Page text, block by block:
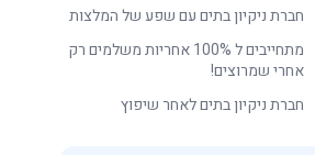
חברת ניקיון בתים עם שפע של המלצות
מתחייבים ל 100% אחריות משלמים רק
אחרי שמרוצים!
חברת ניקיון בתים לאחר שיפוץ